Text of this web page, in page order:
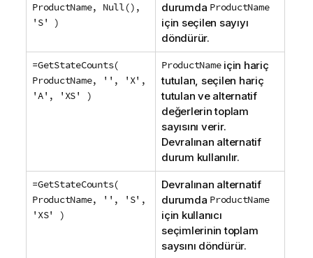
ProductName, Null(),
'S' )
durumda ProductName
için seçilen sayıyı
döndürür.
=GetStateCounts(
ProductName, '', 'X',
'A', 'XS' )
ProductNameiçin hariç
tutulan, seçilen hariç
tutulan ve alternatif
değerlerin toplam
sayısını verir.
Devralınan alternatif
durum kullanılır.
=GetStateCounts(
ProductName, '', 'S',
'XS' )
Devralınan alternatif
durumda ProductName
için kullanıcı
seçimlerinin toplam
saysını döndürür.